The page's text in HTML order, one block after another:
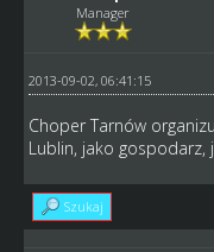
Manager
2013-09-02, 06:41:15
Choper Tarnów
Lublin, jako gospodarz,
Szukaj